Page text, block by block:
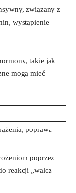
związany z
wystąpienie
takie jak
mogą mieć
poprawa
poprzez
reakcji „walcz